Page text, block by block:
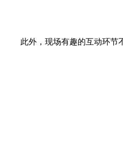
此外，现场有趣的互动环节